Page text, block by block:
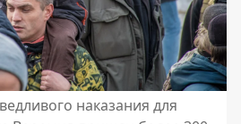
наказания для